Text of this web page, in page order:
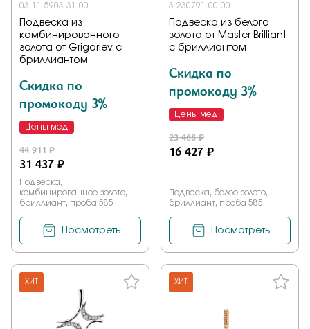
03-11-5903-31-00
Подвеска из
комбинированного
золота от Grigoriev с
бриллиантом
Скидка по
промокоду 3%
Цены мед
44 911 ₽
31 437 ₽
Подвеска,
комбинированное золото,
бриллиант, проба 585
Посмотреть
3-230791-00-00
Подвеска из белого
золота от Master Brilliant
с бриллиантом
Скидка по
промокоду 3%
Цены мед
23 468 ₽
16 427 ₽
Подвеска, белое золото,
бриллиант, проба 585
Посмотреть
ХИТ ХИТ